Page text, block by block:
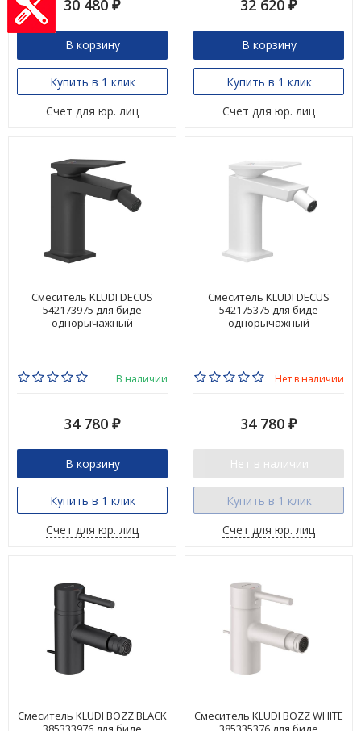
30 480 ₽
В корзину
Купить в 1 клик
Счет для юр. лиц
32 620 ₽
В корзину
Купить в 1 клик
Счет для юр. лиц
Смеситель KLUDI DECUS
542173975 для биде
однорычажный
В наличии
34 780 ₽
В корзину
Купить в 1 клик
Счет для юр. лиц
Смеситель KLUDI DECUS
542175375 для биде
однорычажный
Нет в наличии
34 780 ₽
Нет в наличии
Купить в 1 клик
Счет для юр. лиц
Смеситель KLUDI BOZZ BLACK
Смеситель KLUDI BOZZ WHITE